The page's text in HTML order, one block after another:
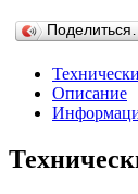
Поделиться…
Описание